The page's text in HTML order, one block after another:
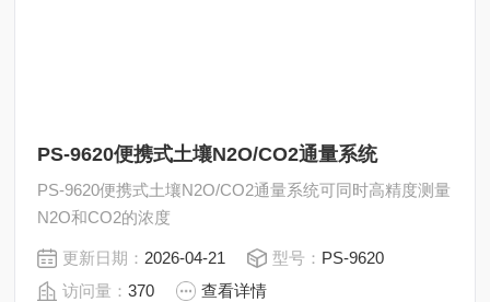
PS-9620便携式土壤N2O/CO2通量系统
PS-9620便携式土壤N2O/CO2通量系统可同时高精度测量
N2O和CO2的浓度
更新日期： 2026-04-21 型号： PS-9620
访问量：370 查看详情